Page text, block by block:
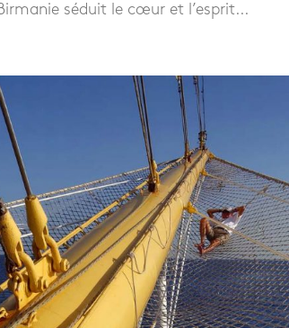
séduit le cœur et l’esprit...